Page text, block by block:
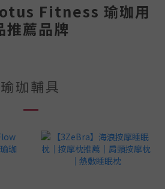
Fitness 瑜珈用
推薦品牌
瑜珈輔具